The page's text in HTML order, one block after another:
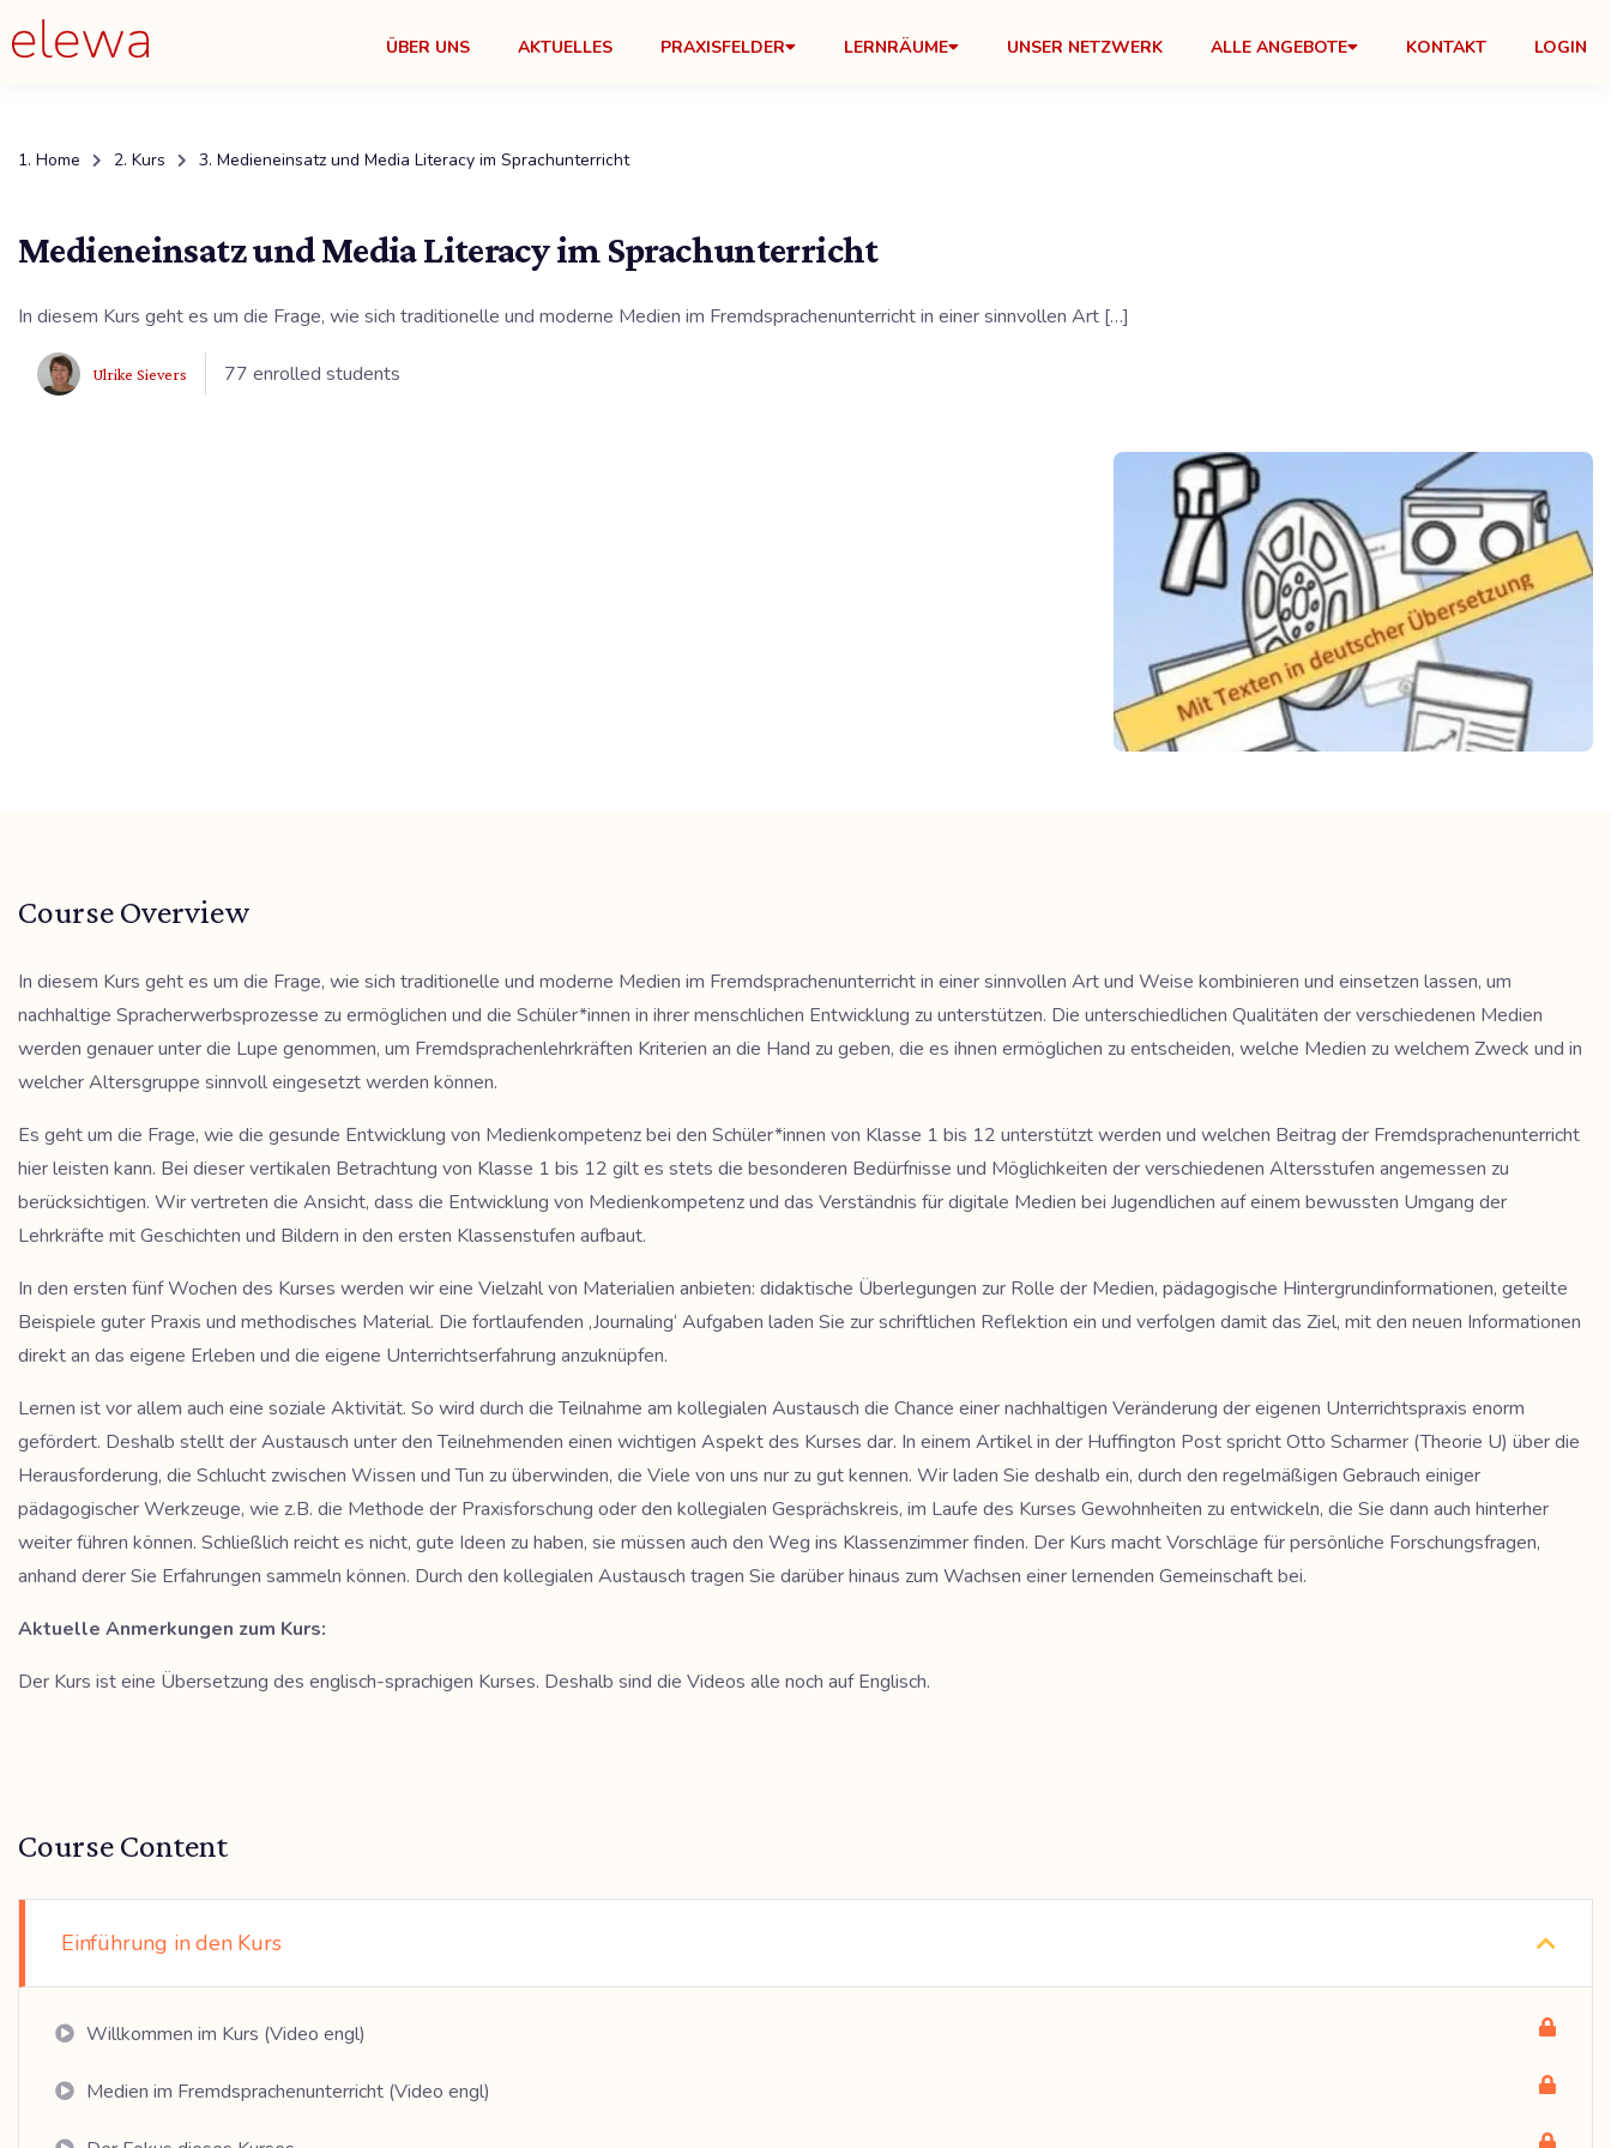
ÜBER UNS AKTUELLES PRAXISFELDER LERNRÄUME UNSER NETZWERK ALLE ANGEBOTE KONTAKT LOGIN
Home Kurs Medieneinsatz und Media Literacy im Sprachunterricht
Medieneinsatz und Media Literacy im Sprachunterricht
In diesem Kurs geht es um die Frage, wie sich traditionelle und moderne Medien im Fremdsprachenunterricht in einer sinnvollen Art […]
Ulrike Sievers 77 enrolled students
Course Overview
In diesem Kurs geht es um die Frage, wie sich traditionelle und moderne Medien im Fremdsprachenunterricht in einer sinnvollen Art und Weise kombinieren und einsetzen lassen, um
nachhaltige Spracherwerbsprozesse zu ermöglichen und die Schüler*innen in ihrer menschlichen Entwicklung zu unterstützen. Die unterschiedlichen Qualitäten der verschiedenen Medien
werden genauer unter die Lupe genommen, um Fremdsprachenlehrkräften Kriterien an die Hand zu geben, die es ihnen ermöglichen zu entscheiden, welche Medien zu welchem Zweck und in
welcher Altersgruppe sinnvoll eingesetzt werden können.
Es geht um die Frage, wie die gesunde Entwicklung von Medienkompetenz bei den Schüler*innen von Klasse 1 bis 12 unterstützt werden und welchen Beitrag der Fremdsprachenunterricht
hier leisten kann. Bei dieser vertikalen Betrachtung von Klasse 1 bis 12 gilt es stets die besonderen Bedürfnisse und Möglichkeiten der verschiedenen Altersstufen angemessen zu
berücksichtigen. Wir vertreten die Ansicht, dass die Entwicklung von Medienkompetenz und das Verständnis für digitale Medien bei Jugendlichen auf einem bewussten Umgang der
Lehrkräfte mit Geschichten und Bildern in den ersten Klassenstufen aufbaut.
In den ersten fünf Wochen des Kurses werden wir eine Vielzahl von Materialien anbieten: didaktische Überlegungen zur Rolle der Medien, pädagogische Hintergrundinformationen, geteilte
Beispiele guter Praxis und methodisches Material. Die fortlaufenden ‚Journaling‘ Aufgaben laden Sie zur schriftlichen Reflektion ein und verfolgen damit das Ziel, mit den neuen Informationen
direkt an das eigene Erleben und die eigene Unterrichtserfahrung anzuknüpfen.
Lernen ist vor allem auch eine soziale Aktivität. So wird durch die Teilnahme am kollegialen Austausch die Chance einer nachhaltigen Veränderung der eigenen Unterrichtspraxis enorm
gefördert. Deshalb stellt der Austausch unter den Teilnehmenden einen wichtigen Aspekt des Kurses dar. In einem Artikel in der Huffington Post spricht Otto Scharmer (Theorie U) über die
Herausforderung, die Schlucht zwischen Wissen und Tun zu überwinden, die Viele von uns nur zu gut kennen. Wir laden Sie deshalb ein, durch den regelmäßigen Gebrauch einiger
pädagogischer Werkzeuge, wie z.B. die Methode der Praxisforschung oder den kollegialen Gesprächskreis, im Laufe des Kurses Gewohnheiten zu entwickeln, die Sie dann auch hinterher
weiter führen können. Schließlich reicht es nicht, gute Ideen zu haben, sie müssen auch den Weg ins Klassenzimmer finden. Der Kurs macht Vorschläge für persönliche Forschungsfragen,
anhand derer Sie Erfahrungen sammeln können. Durch den kollegialen Austausch tragen Sie darüber hinaus zum Wachsen einer lernenden Gemeinschaft bei.
Aktuelle Anmerkungen zum Kurs:
Der Kurs ist eine Übersetzung des englisch-sprachigen Kurses. Deshalb sind die Videos alle noch auf Englisch.
Course Content
Einführung in den Kurs
Willkommen im Kurs (Video engl)
Medien im Fremdsprachenunterricht (Video engl)